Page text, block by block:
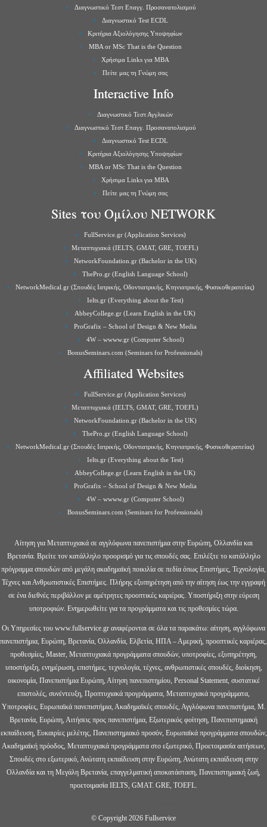
Διαγνωστικό Τεστ Επαγγ. Προσανατολισμού
Διαγνωστικό Test ECDL
Κριτήρια Αξιολόγησης Υποψηφίων
MBA or MSc That is the Question
Χρήσιμα Links για ΜBA
Πείτε μας τη Γνώμη σας
Interactive Info
Διαγνωστικό Τεστ Αγγλικών
Διαγνωστικό Τεστ Επαγγ. Προσανατολισμού
Διαγνωστικό Test ECDL
Κριτήρια Αξιολόγησης Υποψηφίων
MBA or MSc That is the Question
Χρήσιμα Links για ΜBA
Πείτε μας τη Γνώμη σας
Sites του Ομίλου NETWORK
FullService.gr (Application Services)
Μεταπτυχιακά (IELTS, GMAT, GRE, TOEFL)
NetworkFoundation.gr (Bachelor in the UK)
ThePro.gr (English Language School)
NetworkMedical.gr (Σπουδές Ιατρικής, Οδοντιατρικής, Κτηνιατρικής, Φυσικοθεραπείας)
Ielts.gr (Everything about the Test)
AbbeyCollege.gr (Learn English in the UK)
ProGrafix – School of Design & New Media
4W – wwww.gr (Computer School)
BonusSeminars.com (Seminars for Professionals)
Affiliated Websites
FullService.gr (Application Services)
Μεταπτυχιακά (IELTS, GMAT, GRE, TOEFL)
NetworkFoundation.gr (Bachelor in the UK)
ThePro.gr (English Language School)
NetworkMedical.gr (Σπουδές Ιατρικής, Οδοντιατρικής, Κτηνιατρικής, Φυσικοθεραπείας)
Ielts.gr (Everything about the Test)
AbbeyCollege.gr (Learn English in the UK)
ProGrafix – School of Design & New Media
4W – wwww.gr (Computer School)
BonusSeminars.com (Seminars for Professionals)
Αίτηση για Μεταπτυχιακά σε αγγλόφωνα πανεπιστήμια στην Ευρώπη, Ολλανδία και
Βρετανία. Βρείτε τον κατάλληλο προορισμό για τις σπουδές σας. Επιλέξτε το κατάλληλο
πρόγραμμα σπουδών από μεγάλη ακαδημαϊκή ποικιλία σε πεδία όπως Επιστήμες, Τεχνολογία,
Τέχνες και Ανθρωπιστικές Επιστήμες. Πλήρης εξυπηρέτηση από την αίτηση έως την εγγραφή
σε ένα διεθνές περιβάλλον με αμέτρητες προοπτικές καριέρας. Υποστήριξη στην εύρεση
υποτροφιών. Ενημερωθείτε για τα προγράμματα και τις προθεσμίες τώρα.
Οι Υπηρεσίες του www.fullservice.gr αναφέρονται σε όλα τα παρακάτω: αίτηση, αγγλόφωνα
πανεπιστήμια, Ευρώπη, Βρετανία, Ολλανδία, Ελβετία, ΗΠΑ – Αμερική, προοπτικές καριέρας,
προθεσμίες, Master, Μεταπτυχιακά προγράμματα σπουδών, υποτροφίες, εξυπηρέτηση,
υποστήριξη, ενημέρωση, επιστήμες, τεχνολογία, τέχνες, ανθρωπιστικές σπουδές, διοίκηση,
οικονομία, Πανεπιστήμια Ευρώπη, Αίτηση πανεπιστημίου, Personal Statement, συστατικέ
επιστολές, συνέντευξη, Προπτυχιακά προγράμματα, Μεταπτυχιακά προγράμματα,
Υποτροφίες, Ευρωπαϊκά πανεπιστήμια, Ακαδημαϊκές σπουδές, Αγγλόφωνα πανεπιστήμια, Μ.
Βρετανία, Ευρώπη, Αιτήσεις προς πανεπιστήμια, Εξωτερικός φοίτηση, Πανεπιστημιακή
εκπαίδευση, Ευκαιρίες μελέτης, Πανεπιστημιακό προσόν, Ευρωπαϊκά προγράμματα σπουδών,
Ακαδημαϊκή πρόοδος, Μεταπτυχιακά προγράμματα στο εξωτερικό, Προετοιμασία αιτήσεων,
Σπουδές στο εξωτερικό, Ανώτατη εκπαίδευση στην Ευρώπη, Ανώτατη εκπαίδευση στην
Ολλανδία και τη Μεγάλη Βρετανία, επαγγελματική αποκατάσταση, Πανεπιστημιακή ζωή,
προετοιμασία IELTS, GMAT. GRE, TOEFL.
© Copyright 2026 Fullservice